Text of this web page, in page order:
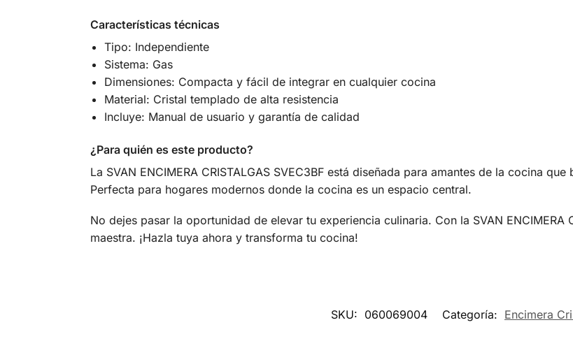
Características técnicas
Tipo: Independiente
Sistema: Gas
Dimensiones: Compacta y fácil de integrar en cualquier cocina
Material: Cristal templado de alta resistencia
Incluye: Manual de usuario y garantía de calidad
¿Para quién es este producto?
La SVAN ENCIMERA CRISTALGAS SVEC3BF está diseñada para amantes de la cocina
Perfecta para hogares modernos donde la cocina es un espacio central.
No dejes pasar la oportunidad de elevar tu experiencia culinaria. Con la SVAN ENCIMERA
maestra. ¡Hazla tuya ahora y transforma tu cocina!
SKU: 060069004 Categoría: Encimera